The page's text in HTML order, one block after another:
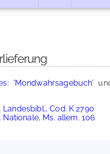
'Mondwahrsagebuch'
Landesbibl., Cod. K 2790
Nationale, Ms. allem. 106